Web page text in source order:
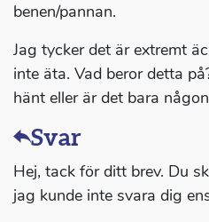
benen/pannan.
Jag tycker det är extremt
inte äta. Vad beror detta
hänt eller är det bara
Svar
Hej, tack för ditt brev. Du
jag kunde inte svara dig